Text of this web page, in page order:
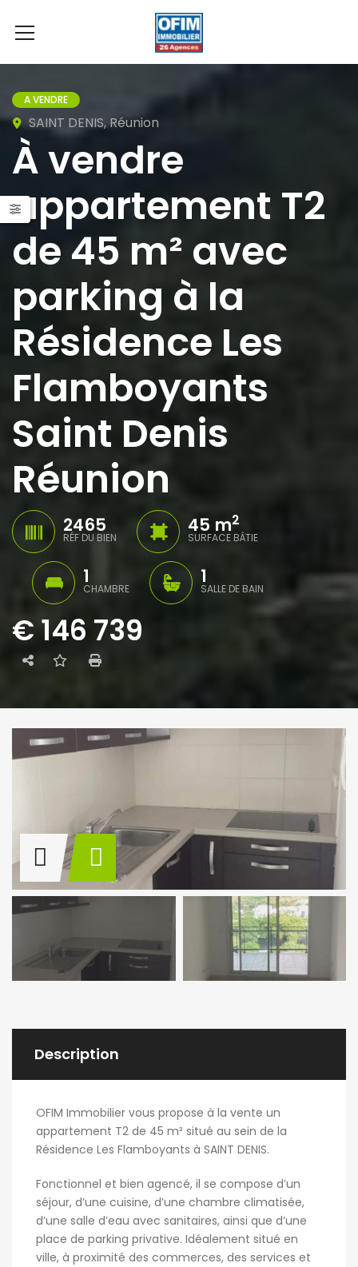
A VENDRE
SAINT DENIS, Réunion
À vendre
appartement T2
de 45 m² avec
parking à la
Résidence Les
Flamboyants
Saint Denis
Réunion
2465
RÉF DU BIEN
45 m2
SURFACE BÂTIE
1
CHAMBRE
1
SALLE DE BAIN
€ 146 739
Description
OFIM Immobilier vous propose à la vente un
appartement T2 de 45 m² situé au sein de la
Résidence Les Flamboyants à SAINT DENIS.
Fonctionnel et bien agencé, il se compose d’un
séjour, d’une cuisine, d’une chambre climatisée,
d’une salle d’eau avec sanitaires, ainsi que d’une
place de parking privative. Idéalement situé en
ville, à proximité des commerces, des services et